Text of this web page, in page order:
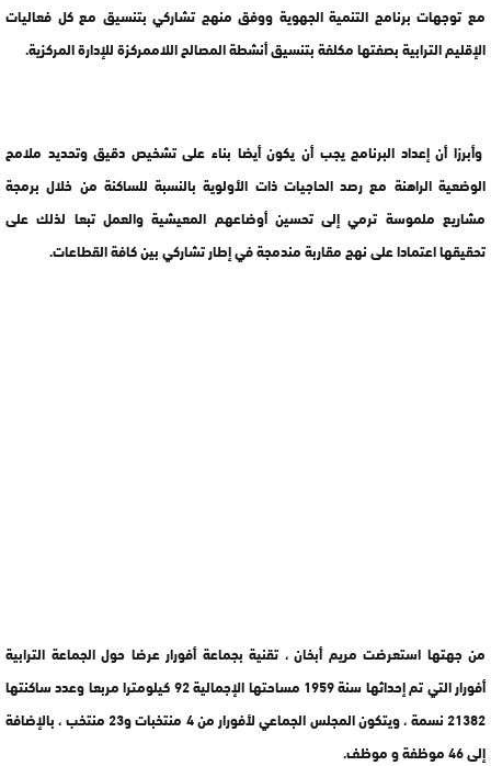
مع توجهات برنامج التنمية الجهوية ووفق منهج تشاركي بتنسيق مع كل فعاليات
الإقليم الترابية بصفتها مكلفة بتنسيق أنشطة المصالح اللاممركزة للإدارة المركزية.
وأبرزا أن إعداد البرنامج يجب أن يكون أيضا بناء على تشخيص دقيق وتحديد ملامح
الوضعية الراهنة مع رصد الحاجيات ذات الأولوية بالنسبة للساكنة من خلال برمجة
مشاريع ملموسة ترمي إلى تحسين أوضاعهم المعيشية والعمل تبعا لذلك على
تحقيقها اعتمادا على نهج مقاربة مندمجة في إطار تشاركي بين كافة القطاعات.
من جهتها استعرضت مريم أبخان ، تقنية بجماعة أفورار عرضا حول الجماعة الترابية
أفورار التي تم إحداثها سنة 1959 مساحتها الإجمالية 92 كيلومترا مربعا وعدد ساكنتها
21382 نسمة ، ويتكون المجلس الجماعي لأفورار من 4 منتخبات و23 منتخب ، بالإضافة
إلى 46 موظفة و موظف.